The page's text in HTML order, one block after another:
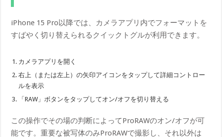
iPhone 15 Pro以降では、カメラアプリ内でフォーマットを
すばやく切り替えられるクイックトグルが利用できます。
カメラアプリを開く
右上（または左上）の矢印アイコンをタップして詳細コントロー
ルを表示
「RAW」ボタンをタップしてオン/オフを切り替える
この操作でその場の判断によってProRAWのオン/オフが可
能です。重要な被写体のみProRAWで撮影し、それ以外は